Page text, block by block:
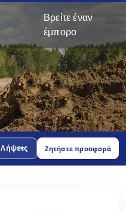
Βρείτε έναν
έμπορο
Λήψεις Ζητήστε προσφορά